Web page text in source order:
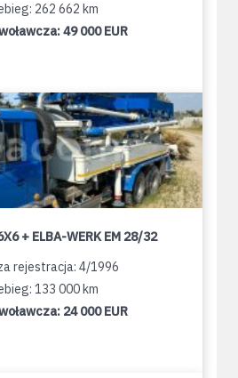
262 662 km
49 000 EUR
+ ELBA-WERK EM 28/32
rejestracja: 4/1996
133 000 km
24 000 EUR